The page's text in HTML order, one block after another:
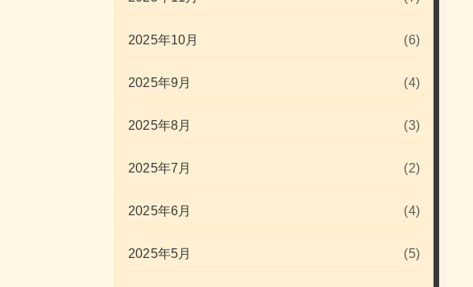
2025年10月 (6)
2025年9月 (4)
2025年8月 (3)
2025年7月 (2)
2025年6月 (4)
2025年5月 (5)